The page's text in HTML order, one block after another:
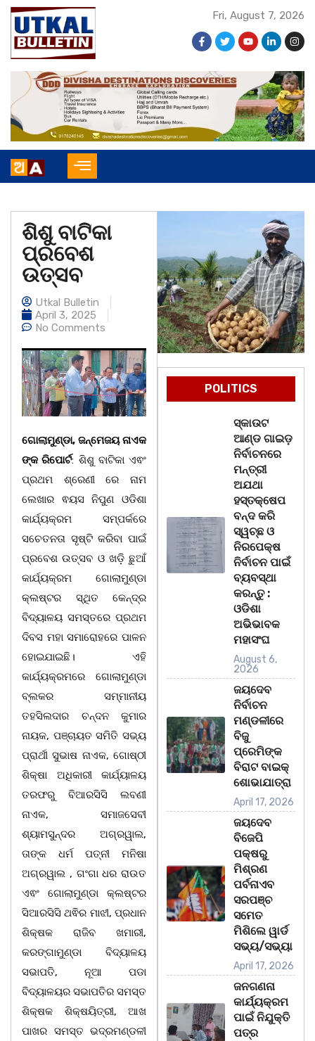
Fri, August 7, 2026
ଶିଶୁ ବାଟିକା
ପ୍ରବେଶ
ଉତ୍ସବ
Utkal Bulletin
April 3, 2025
No Comments
ଗୋଲାମୁଣ୍ଡା, ଜନ୍ମେଜୟ ନାଏକ
ଙ୍କ ରିପୋର୍ଟ: ଶିଶୁ ବାଟିକା ଏଵଂ
ପ୍ରଥମ ଶ୍ରେଣୀ ରେ ନାମ
ଲେଖାର ଵୟସ ନିପୁଣ ଓଡିଶା
କାର୍ଯ୍ୟକ୍ରମ ସମ୍ପର୍କରେ
ସଚେତନତା ସୃଷ୍ଟି କରିବା ପାଇଁ
ପ୍ରବେଶ ଉତ୍ସବ ଓ ଖଡ଼ି ଛୁଆଁ
କାର୍ଯ୍ୟକ୍ରମ ଗୋଲାମୁଣ୍ଡା
କ୍ଲଷ୍ଟର ସ୍ଥିତ କେନ୍ଦ୍ର
ବିଦ୍ୟାଳୟ ସମସ୍ତରେ ପ୍ରଥମ
ଦିବସ ମହା ସମାରୋହରେ ପାଳନ
ହୋଇଯାଇଛି। ଏହି
କାର୍ଯ୍ୟକ୍ରମରେ ଗୋଲାମୁଣ୍ଡା
ବ୍ଲକର ସମ୍ମାନୀୟ
ତହସିଲଦାର ଚନ୍ଦନ କୁମାର
ନାୟକ, ପଞ୍ଚାୟତ ସମିତି ସଭ୍ୟ
ପ୍ରାର୍ଥୀ ସୁଭାଷ ନାଏକ, ଗୋଷ୍ଠୀ
ଶିକ୍ଷା ଅଧିକାରୀ କାର୍ଯ୍ୟାଳୟ
ତରଫରୁ ବିଆରସିସି ଲବଣୀ
ନାଏକ, ସମାଜସେବୀ
ଶ୍ୟାମସୁନ୍ଦର ଅଗ୍ରୱାଲ,
ତାଙ୍କ ଧର୍ମ ପତ୍ନୀ ମନିଷା
ଅଗ୍ରୱାଲ , ଗଂଗା ଧର ରାଉତ
ଏଵଂ ଗୋଲାମୁଣ୍ଡା କ୍ଲଷ୍ଟର
ସିଆରସିସି ଥଵିର ମାଝୀ, ପ୍ରଧାନ
ଶିକ୍ଷକ ରାଜିବ ଖମାରୀ,
କରଙ୍ଗାମୁଣ୍ଡା ବିଦ୍ୟାଳୟ
ସଭାପତି, ନୂଆ ପଡା
ବିଦ୍ୟାଳୟର ସଭାପତିର ସମସ୍ତ
ଶିକ୍ଷକ ଶିକ୍ଷୟିତ୍ରୀ, ଆଖ
ପାଖର ସମସ୍ତ ଭଦ୍ରମଣ୍ଡଳୀ
POLITICS
ସ୍କାଉଟ
ଆଣ୍ଡ ଗାଇଡ଼
ନିର୍ବାଚନରେ
ମନ୍ତ୍ରୀ
ଅଯଥା
ହସ୍ତକ୍ଷେପ
ବନ୍ଦ କରି
ସ୍ୱଚ୍ଛ ଓ
ନିରପେକ୍ଷ
ନିର୍ବାଚନ ପାଇଁ
ବ୍ୟବସ୍ଥା
କରନ୍ତୁ :
ଓଡିଶା
ଅଭିଭାବକ
ମହାସଂଘ
August 6,
2026
ଜୟଦେବ
ନିର୍ବାଚନ
ମଣ୍ଡଳୀରେ
ବିଜୁ
ପ୍ରେମିଙ୍କ
ବିରାଟ ବାଇକ୍
ଶୋଭାଯାତ୍ରା
April 17, 2026
ଜୟଦେବ
ବିଜେପି
ପକ୍ଷରୁ
ମିଶ୍ରଣ
ପର୍ବନାଏବ
ସରପଞ୍ଚ
ସମେତ
ମିଶିଲେ ୱାର୍ଡ
ସଭ୍ୟ/ସଭ୍ୟା
April 17, 2026
ଜନଗଣନା
କାର୍ଯ୍ୟକ୍ରମ
ପାଇଁ ନିଯୁକ୍ତି
ପତ୍ର